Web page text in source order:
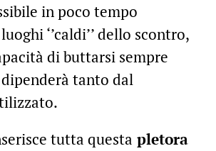
in poco tempo
‘’caldi’’ dello scontro,
di buttarsi sempre
tanto dal
tutta questa pletora